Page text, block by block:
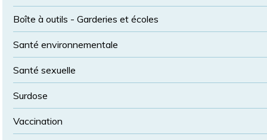
Boîte à outils - Garderies et écoles
Santé environnementale
Santé sexuelle
Surdose
Vaccination